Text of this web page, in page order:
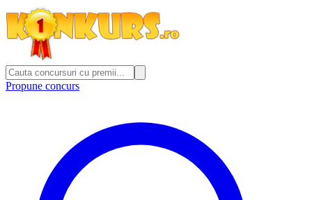
Propune concurs